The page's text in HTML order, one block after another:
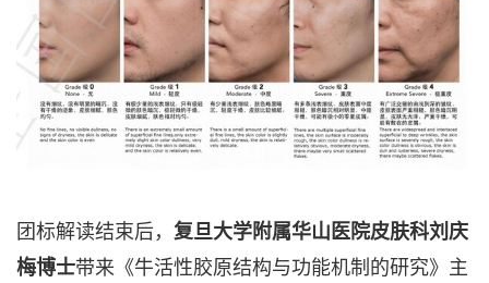
团标解读结束后， 复旦大学附属华山医院皮肤科刘庆
梅博士带来《牛活性胶原结构与功能机制的研究》主